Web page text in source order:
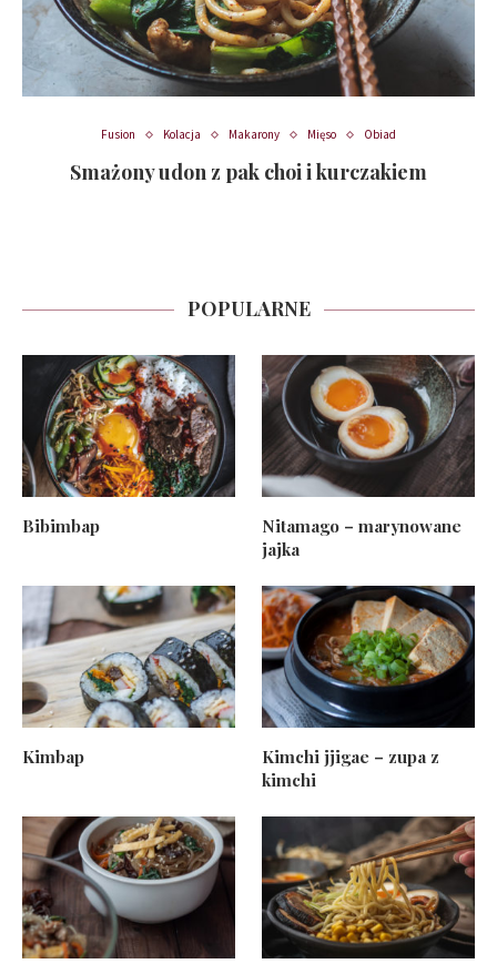
Fusion Kolacja Makarony Mięso Obiad
Smażony udon z pak choi i kurczakiem
POPULARNE
Bibimbap
Nitamago – marynowane
jajka
Kimbap
Kimchi jjigae – zupa z
kimchi